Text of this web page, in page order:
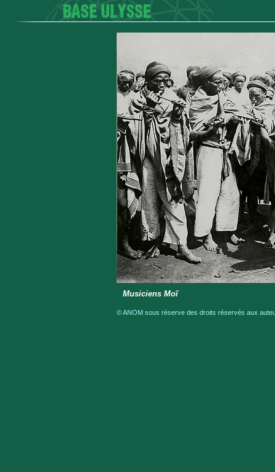
Musiciens Moï
© ANOM sous réserve des droits réservés aux